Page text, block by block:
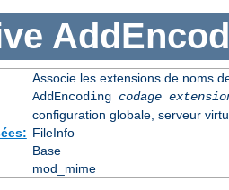
Associe les extensions de noms
AddEncoding codage
configuration globale, serveur
FileInfo
Base
mod_mime